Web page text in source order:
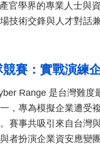
官學界的專業人士與
技術交鋒與人才對話
賽：實戰演練
Range 是台灣難度
，專為模擬企業遭受
賽事共吸引來自台灣
者扮演企業資安應變